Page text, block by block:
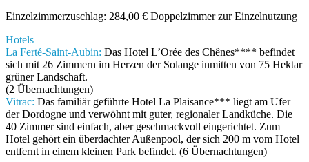
Einzelzimmerzuschlag: 284,00 € Doppelzimmer zur Einzelnutzung
Hotels
La Ferté-Saint-Aubin: Das Hotel L’Orée des Chênes**** befindet
sich mit 26 Zimmern im Herzen der Solange inmitten von 75 Hek­tar
grüner Landschaft.
(2 Übernachtungen)
Vitrac: Das familiär geführte Hotel La Plaisance*** liegt am Ufer
der Dordogne und verwöhnt mit guter, regionaler Landküche. Die
40 Zimmer sind einfach, aber geschmackvoll eingerichtet. Zum
Hotel gehört ein überdachter Außenpool, der sich 200 m vom Hotel
entfernt in einem kleinen Park befindet. (6 Übernachtungen)